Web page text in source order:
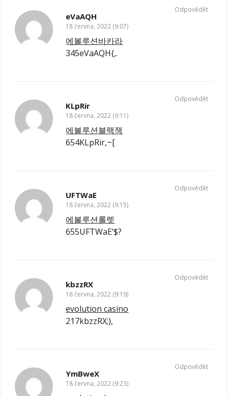
eVaAQH
18 června, 2022 (9:07)
에볼루션바카라
345eVaAQH{,.
Odpovědět
KLpRir
18 června, 2022 (9:11)
에볼루션블랙잭
654KLpRir,~[
Odpovědět
UFTWaE
18 června, 2022 (9:15)
에볼루션롤렛
655UFTWaE’$?
Odpovědět
kbzzRX
18 června, 2022 (9:19)
evolution casino
217kbzzRX;),
Odpovědět
YmBweX
18 června, 2022 (9:23)
Odpovědět